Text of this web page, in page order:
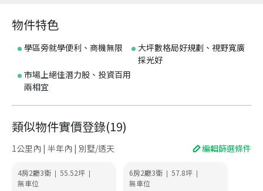
物件特色
學區旁就學便利、商機無限
大坪數格局好規劃、視野寬廣
採光好
市場上絕佳潛力股、投資百用
兩相宜
類似物件實價登錄(19)
1公里內 | 半年內 | 別墅/透天 編輯篩選條件
4房2廳3衛 | 55.52坪 |
無車位
6房2廳3衛 | 57.8坪 |
無車位